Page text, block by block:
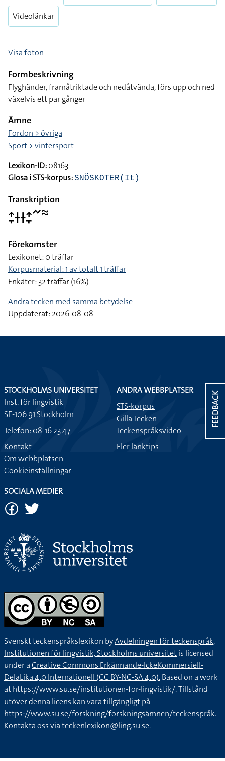
Videolänkar
Visa foton
Formbeskrivning
Flyghänder, framåtriktade och nedåtvända, förs upp och ned
växelvis ett par gånger
Ämne
Fordon > övriga
Sport > vintersport
Lexikon-ID:08163
Glosa i STS-korpus:SNÖSKOTER(It)
Transkription
􌤴􌥙􌥑􌥑􌤴􌥙􌥨􌦇
Förekomster
Lexikonet: 0 träffar
Korpusmaterial: 1 av totalt 1 träffar
Enkäter: 32 träffar (16%)
Andra tecken med samma betydelse
Uppdaterat: 2026-08-08
FEEDBACK
STOCKHOLMS UNIVERSITET
Inst. för lingvistik
SE-106 91 Stockholm
Telefon: 08-16 23 47
Kontakt
Om webbplatsen
Cookieinställningar
ANDRA WEBBPLATSER
STS-korpus
Gilla Tecken
Teckenspråksvideo
Fler länktips
SOCIALA MEDIER
Svenskt teckenspråkslexikon byAvdelningen för teckenspråk,
Institutionen för lingvistik, Stockholms universitetis licensed
under aCreative Commons Erkännande-IckeKommersiell-
DelaLika 4.0 Internationell (CC BY-NC-SA 4.0).Based on a work
athttps://www.su.se/institutionen-for-lingvistik/. Tillstånd
utöver denna licens kan vara tillgängligt på
https://www.su.se/forskning/forskningsämnen/teckenspråk.
Kontakta oss viateckenlexikon@ling.su.se.